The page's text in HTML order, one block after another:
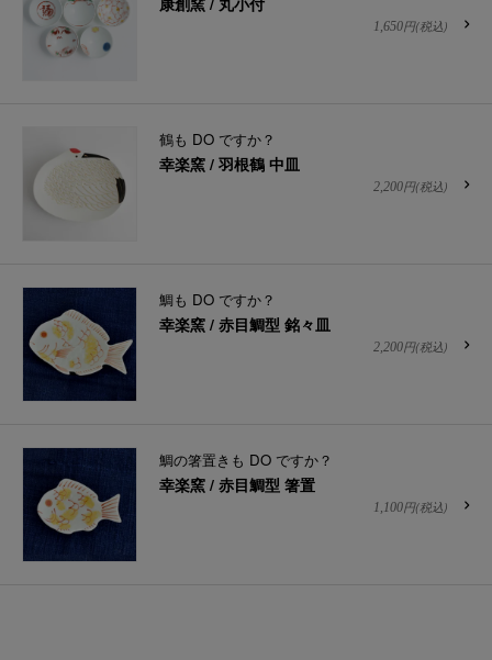
1,650円(税込)
鶴も DO ですか？
幸楽窯 / 羽根鶴 中皿
2,200円(税込)
鯛も DO ですか？
幸楽窯 / 赤目鯛型 銘々皿
2,200円(税込)
鯛の箸置きも DO ですか？
幸楽窯 / 赤目鯛型 箸置
1,100円(税込)